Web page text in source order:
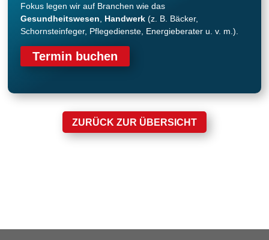
Fokus legen wir auf Branchen wie das
Gesundheitswesen
Handwerk (z. B. Bäcker,
Schornsteinfeger, Pflegedienste, Energieberater u. v. m.).
Termin buchen
ZURÜCK ZUR ÜBERSICHT